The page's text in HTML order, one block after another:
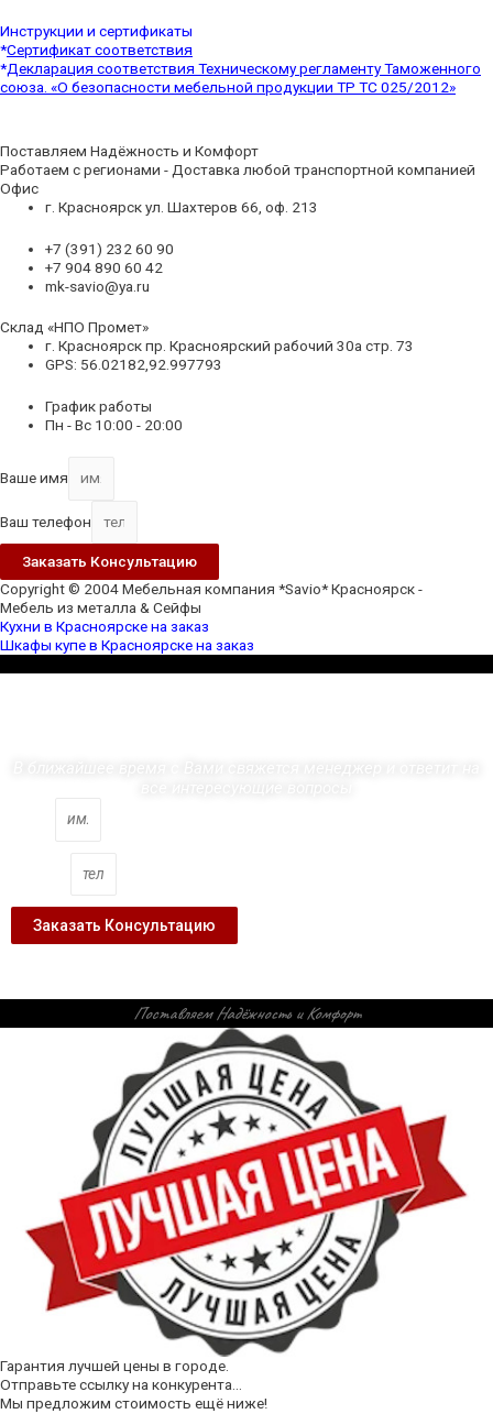
Инструкции и сертификаты
*Сертификат соответствия
*Декларация соответствия Техническому регламенту Таможенного
союза. «О безопасности мебельной продукции ТР ТС 025/2012»
Поставляем Надёжность и Комфорт
Работаем с регионами - Доставка любой транспортной компанией
Офис
г. Красноярск ул. Шахтеров 66, оф. 213
+7 (391) 232 60 90
+7 904 890 60 42
mk-savio@ya.ru
Склад «НПО Промет»
г. Красноярск пр. Красноярский рабочий 30а стр. 73
GPS: 56.02182,92.997793
График работы
Пн - Вс 10:00 - 20:00
Ваше имя
Ваш телефон
Заказать Консультацию
Copyright © 2004 Мебельная компания *Savio* Красноярск -
Мебель из металла & Сейфы
Кухни в Красноярске на заказ
Шкафы купе в Красноярске на заказ
Заказать Консультацию
Поставляем Надёжность и Комфорт
Гарантия лучшей цены в городе.
Отправьте ссылку на конкурента...
Мы предложим стоимость ещё ниже!